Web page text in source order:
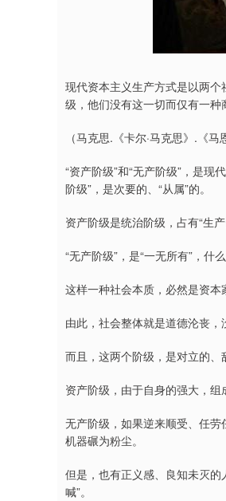
现代资本主义生产方式是以两
级，他们没有这一切而仅有一种
（马克思.《卡尔·马克思》.《马
“资产阶级”和“无产阶级”，是
阶级”，是次要的、“从属”的。
资产阶级是统治阶级，占有“生
“无产阶级”，是“一无所有”，什
这样一种社会本质，必然是资本
由此，社会整体就是道德沦丧，
而且，这两个阶级，是对立的、
资产阶级，由于自身的强大，组
无产阶级，如果逆来顺受、任劳
机器碾为粉尘。
但是，也有正义感、良知未灭
喊”。